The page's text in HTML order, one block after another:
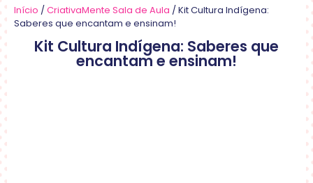
Início /CriativaMente Sala de Aula / Kit Cultura Indígena:
Saberes que encantam e ensinam!
Kit Cultura Indígena: Saberes que
encantam e ensinam!